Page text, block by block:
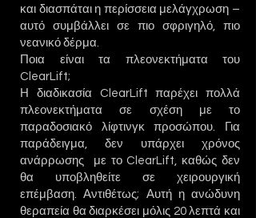
και διασπάται η περίσσεια μελάγχρωση –
αυτό συμβάλλει σε πιο σφριγηλό, πιο
νεανικό δέρμα.
Ποια είναι τα πλεονεκτήματα του
ClearLift;
Η διαδικασία ClearLift παρέχει πολλά
πλεονεκτήματα σε σχέση με το
παραδοσιακό λίφτινγκ προσώπου. Για
παράδειγμα, δεν υπάρχει χρόνος
ανάρρωσης με το ClearLift, καθώς δεν
θα υποβληθείτε σε χειρουργική
επέμβαση. Αντιθέτως; Αυτή η ανώδυνη
θεραπεία θα διαρκέσει μόλις 20 λεπτά και